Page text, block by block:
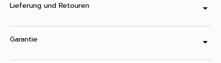
Lieferung und Retouren arrow_drop_down
Garantie arrow_drop_down